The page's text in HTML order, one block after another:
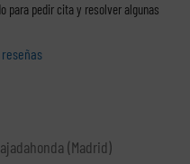
para pedir cita y resolver algunas
(Madrid)